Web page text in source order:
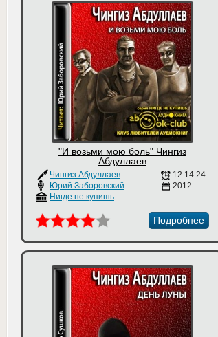
"И возьми мою боль" Чингиз
Абдуллаев
Чингиз Абдуллаев
Юрий Заборовский
Нигде не купишь
12:14:24
2012
Подробнее